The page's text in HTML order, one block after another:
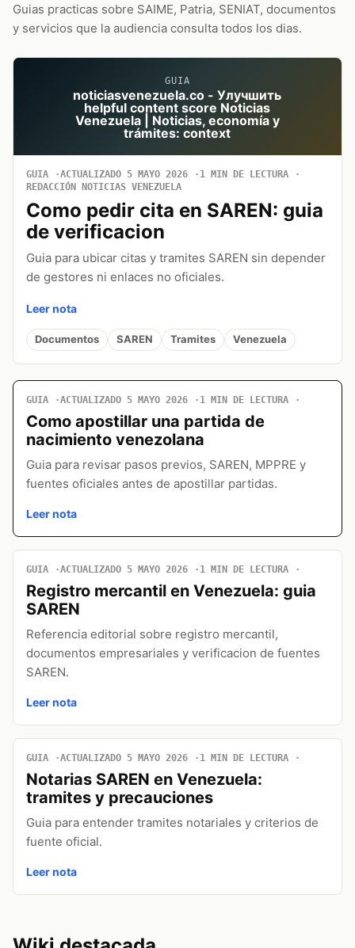
Guias practicas sobre SAIME, Patria, SENIAT, documentos
y servicios que la audiencia consulta todos los dias.
GUIA
noticiasvenezuela.co - Улучшить
helpful content score Noticias
Venezuela | Noticias, economía y
trámites: context
GUIA ACTUALIZADO 5 MAYO 2026
1 MIN DE LECTURA
REDACCIÓN NOTICIAS VENEZUELA
Como pedir cita en SAREN: guia
de verificacion
Guia para ubicar citas y tramites SAREN sin depender
de gestores ni enlaces no oficiales.
Leer nota
Documentos SAREN Tramites Venezuela
GUIA ACTUALIZADO 5 MAYO 2026 1 MIN DE LECTURA
Como apostillar una partida de
nacimiento venezolana
Guia para revisar pasos previos, SAREN, MPPRE y
fuentes oficiales antes de apostillar partidas.
Leer nota
GUIA ACTUALIZADO 5 MAYO 2026 1 MIN DE LECTURA
Registro mercantil en Venezuela: guia
SAREN
Referencia editorial sobre registro mercantil,
documentos empresariales y verificacion de fuentes
SAREN.
Leer nota
GUIA ACTUALIZADO 5 MAYO 2026 1 MIN DE LECTURA
Notarias SAREN en Venezuela:
tramites y precauciones
Guia para entender tramites notariales y criterios de
fuente oficial.
Leer nota